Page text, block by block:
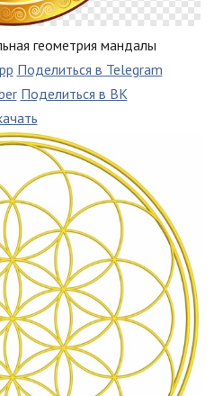
геометрия мандалы
Поделиться в Telegram
Поделиться в ВК